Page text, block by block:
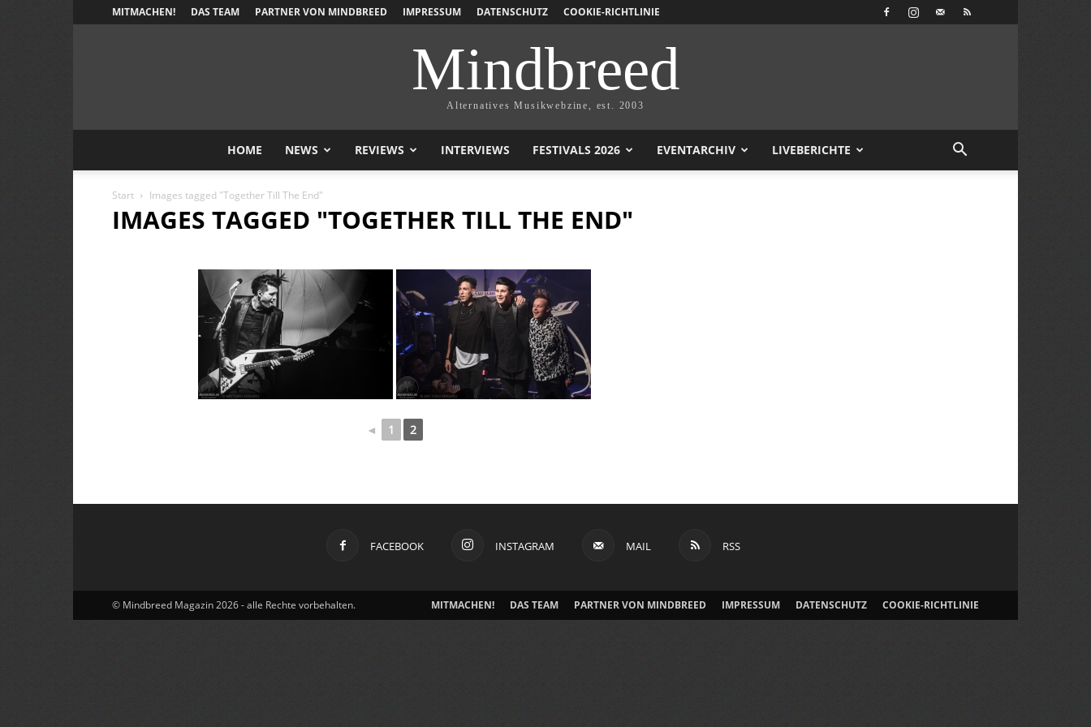
MITMACHEN! DAS TEAM PARTNER VON MINDBREED IMPRESSUM DATENSCHUTZ COOKIE-RICHTLINIE
Mindbreed
Alternatives Musikwebzine, est. 2003
HOME NEWS REVIEWS INTERVIEWS FESTIVALS 2026 EVENTARCHIV LIVEBERICHTE
Start Images tagged "Together Till The End"
IMAGES TAGGED "TOGETHER TILL THE END"
◄ 1 2
FACEBOOK INSTAGRAM MAIL RSS
MITMACHEN! DAS TEAM PARTNER VON MINDBREED IMPRESSUM DATENSCHUTZ COOKIE-RICHTLINIE
© Mindbreed Magazin 2026 - alle Rechte vorbehalten.